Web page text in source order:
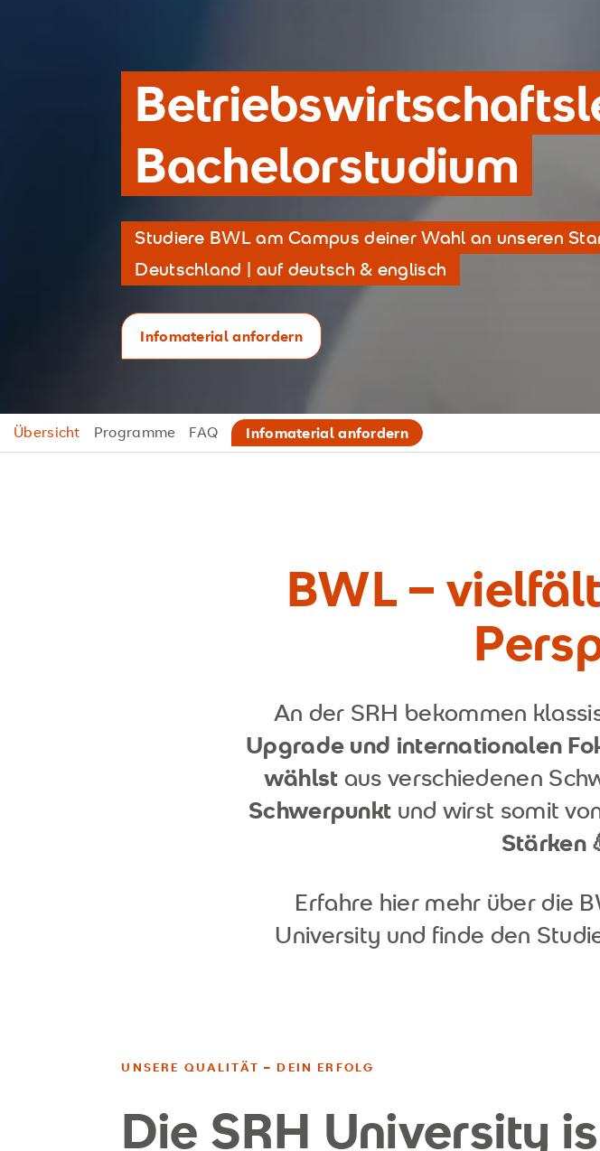
Bachelorstudium
Studiere BWL am Campus deiner Wahl an unseren
Deutschland | auf deutsch & englisch
Infomaterial anfordern
Übersicht Programme FAQ Infomaterial anfordern
BWL –
An der SRH bekommen
Upgrade und internationalen
wählst aus verschiedenen
Schwerpunkt und wirst somit
Stärken
Erfahre hier mehr über die
University und finde den
UNSERE QUALITÄT – DEIN ERFOLG
Die SRH University